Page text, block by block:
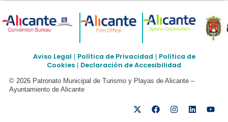
Aviso Legal Política de Privacidad
Política de
Cookies
Declaración de Accesibilidad
© 2026 Patronato Municipal de Turismo y Playas de Alicante –
Ayuntamiento de Alicante